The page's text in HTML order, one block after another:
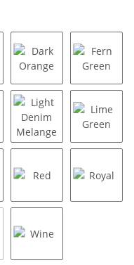
Dark OrangeFern
Light Denim Lime
Red